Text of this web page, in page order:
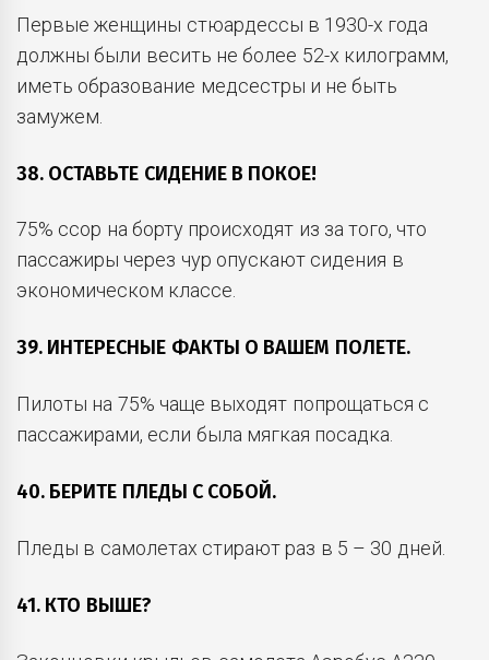
Первые женщины стюардессы в 1930-х года
должны были весить не более 52-х килограмм,
иметь образование медсестры и не быть
замужем.
38. ОСТАВЬТЕ СИДЕНИЕ В ПОКОЕ!
75% ссор на борту происходят из за того, что
пассажиры через чур опускают сидения в
экономическом классе.
39. ИНТЕРЕСНЫЕ ФАКТЫ О ВАШЕМ ПОЛЕТЕ.
Пилоты на 75% чаще выходят попрощаться с
пассажирами, если была мягкая посадка.
40. БЕРИТЕ ПЛЕДЫ С СОБОЙ.
Пледы в самолетах стирают раз в 5 – 30 дней.
41. КТО ВЫШЕ?